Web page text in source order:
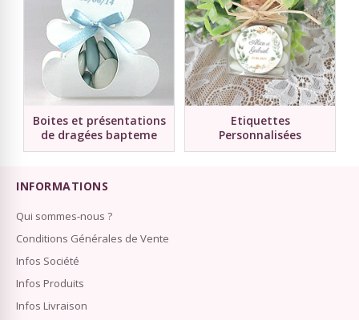
Boites et présentations
de dragées bapteme
Etiquettes
Personnalisées
INFORMATIONS
Qui sommes-nous ?
Conditions Générales de Vente
Infos Société
Infos Produits
Infos Livraison